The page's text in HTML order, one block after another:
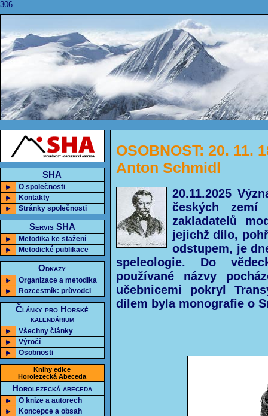
306
SHA
O společnosti
Kontakty
Stránky společnosti
Servis SHA
Metodika ke stažení
Metodické publikace
Odkazy
Organizace a metodika
Rozcestník: průvodci
Články pro Horské
kalendárium
Všechny články
Výročí
Osobnosti
Knihy edice
Horolezecká Abeceda
Horolezecká abeceda
O knize a autorech
Koncepce a obsah
OSOBNOST: 20. 11.
Anton Schmidl
20.11.2025
českých
zakladatelů
jejichž dílo,
odstupem, je
speleologie. Do
používané názvy
učebnicemi pokryl
dílem byla monografie o